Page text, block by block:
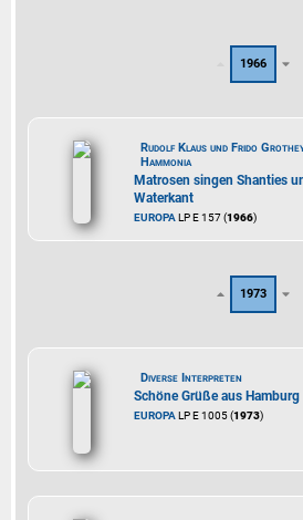
1966
Rudolf Klaus und Frido
Hammonia
Matrosen singen Shanties
Waterkant
EUROPALP E 157 (1966)
1973
Diverse Interpreten
Schöne Grüße aus Hamburg
EUROPALP E 1005 (1973)